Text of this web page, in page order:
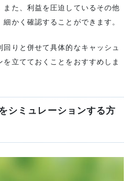
た、利益を圧迫しているその他
かく確認することができます。
りと併せて具体的なキャッシュ
立てておくことをおすすめしま
シミュレーションする方